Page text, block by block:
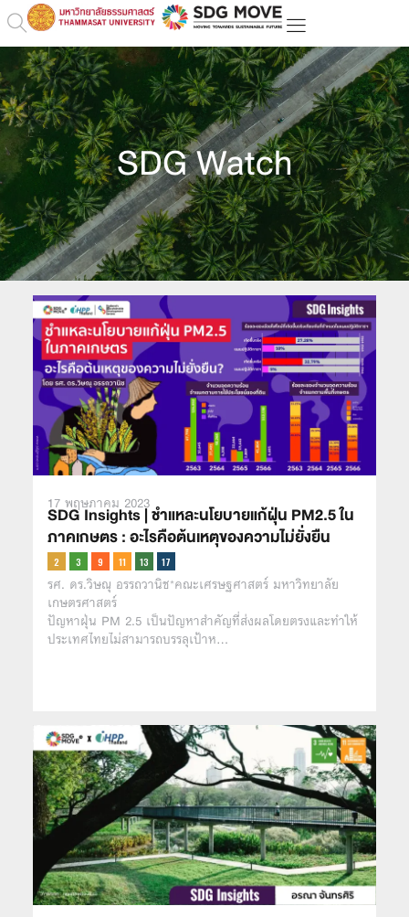
SDG Watch
17 พฤษภาคม 2023
SDG Insights | ชำแหละนโยบายแก้ฝุ่น PM2.5 ใน
ภาคเกษตร : อะไรคือต้นเหตุของความไม่ยั่งยืน
รศ. ดร.วิษณุ อรรถวานิช*คณะเศรษฐศาสตร์ มหาวิทยาลัย
เกษตรศาสตร์
ปัญหาฝุ่น PM 2.5 เป็นปัญหาสำคัญที่ส่งผลโดยตรงและทำให้
ประเทศไทยไม่สามารถบรรลุเป้าห…